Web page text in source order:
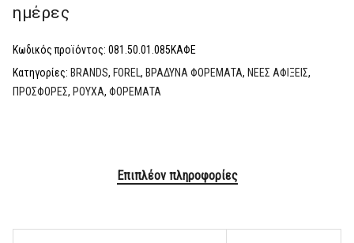
ημέρες
Κωδικός προϊόντος: 081.50.01.085ΚΑΦΕ
Κατηγορίες: BRANDS, FOREL , ΒΡΑΔΥΝΑ ΦΟΡΕΜΑΤΑ, ΝΕΕΣ ΑΦΙΞΕΙΣ,
ΠΡΟΣΦΟΡΕΣ, ΡΟΥΧΑ, ΦΟΡΕΜΑΤΑ
Επιπλέον πληροφορίες